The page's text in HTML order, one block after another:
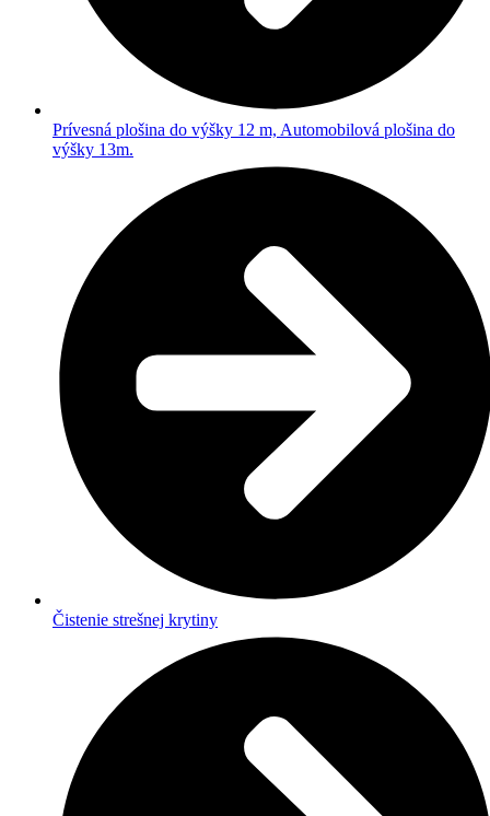
Prívesná plošina do výšky 12 m, Automobilová plošina do
výšky 13m.
Čistenie strešnej krytiny